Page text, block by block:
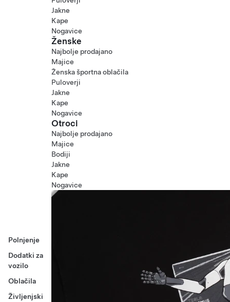
Polnjenje
Dodatki za
vozilo
Oblačila
Življenjski
Jakne
Kape
Nogavice
Ženske
Najbolje prodajano
Majice
Ženska športna oblačila
Puloverji
Jakne
Kape
Nogavice
Otroci
Najbolje prodajano
Majice
Bodiji
Jakne
Kape
Nogavice